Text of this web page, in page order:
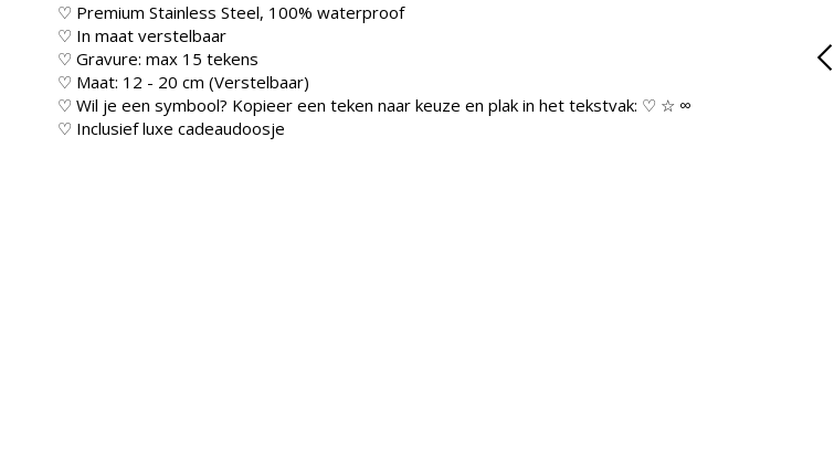
♡ Premium Stainless Steel, 100% waterproof
♡ In maat verstelbaar
♡ Gravure: max 15 tekens
♡ Maat: 12 - 20 cm (Verstelbaar)
♡ Wil je een symbool? Kopieer een teken naar keuze en plak in het tekstvak: ♡ ☆ ∞
♡ Inclusief luxe cadeaudoosje